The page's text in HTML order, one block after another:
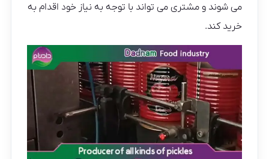
می شوند و مشتری می تواند با توجه به نیاز خود اقدام به
خرید کند.